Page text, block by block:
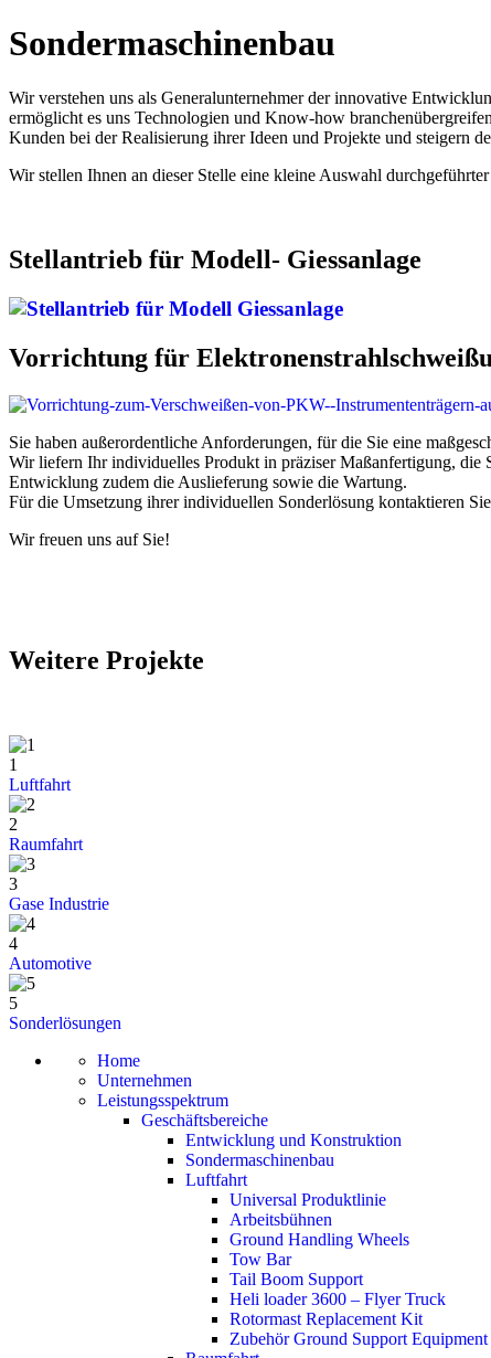
Sondermaschinenbau
Wir verstehen uns als Generalunternehmer der innovative
ermöglicht es uns Technologien und Know-how
Kunden bei der Realisierung ihrer Ideen und Projekte und steigern
Wir stellen Ihnen an dieser Stelle eine kleine Auswahl
Stellantrieb für Modell- Giessanlage
Vorrichtung für
Sie haben außerordentliche Anforderungen, für die Sie eine
Wir liefern Ihr individuelles Produkt in präziser Maßanfertigung, die
Entwicklung zudem die Auslieferung sowie die Wartung.
Für die Umsetzung ihrer individuellen Sonderlösung kontaktieren
Wir freuen uns auf Sie!
Weitere Projekte
1
Luftfahrt
2
Raumfahrt
3
Gase Industrie
4
Automotive
5
Sonderlösungen
Home
Unternehmen
Leistungsspektrum
Geschäftsbereiche
Entwicklung und Konstruktion
Sondermaschinenbau
Luftfahrt
Universal Produktlinie
Arbeitsbühnen
Ground Handling Wheels
Tow Bar
Tail Boom Support
Heli loader 3600 – Flyer Truck
Rotormast Replacement Kit
Zubehör Ground Support Equipment